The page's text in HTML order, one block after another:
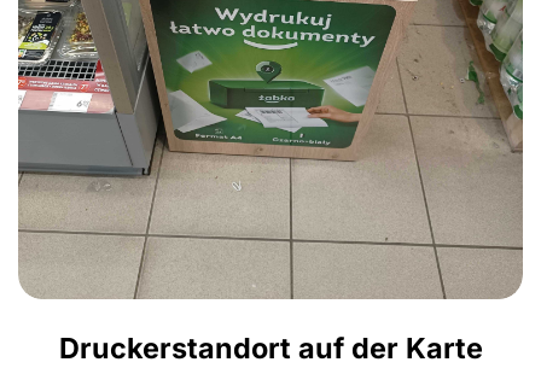
Druckerstandort auf der Karte